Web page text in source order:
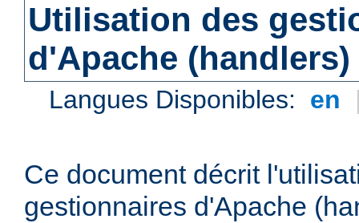
Utilisation des
d'Apache (handlers)
Langues Disponibles: en
Ce document décrit
gestionnaires d'Apache